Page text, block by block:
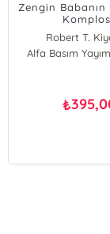
Zengin
Robert T.
Alfa Basım
₺